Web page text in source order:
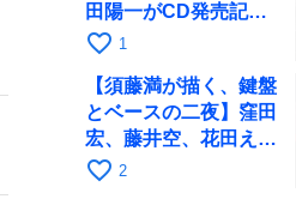
田陽一がCD発売記念
ツアーで9月4日に京
favorite_border 1
【須藤満が描く、鍵盤
とベースの二夜】窪田
宏、藤井空、花田えみ
と京都RAGで共演
favorite_border 2